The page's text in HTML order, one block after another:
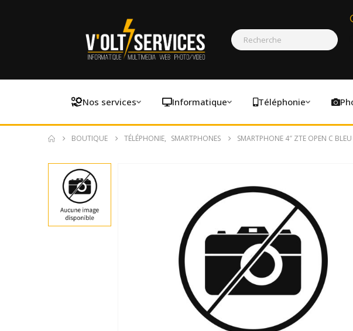
Nos services Informatique Téléphonie
BOUTIQUE TÉLÉPHONIE, SMARTPHONES SMARTPHONE 4″ ZTE OPEN C BLEU